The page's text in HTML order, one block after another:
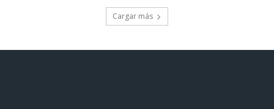
Cargar más